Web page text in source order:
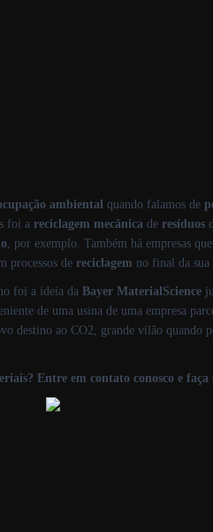
ambiental quando falamos de
foi a reciclagem mecânica de resíduos
, por exemplo. Também há empresas que
processos de reciclagem no final da sua
foi a ideia da Bayer MaterialScience
de uma usina de uma empresa
destino ao CO2, grande vilão quando
Entre em contato conosco e